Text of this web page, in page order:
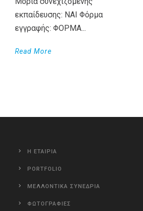
εκπαίδευσης: ΝΑΙ Φόρμα
εγγραφής: ΦΟΡΜΑ...
Read More
Η ΕΤΑΙΡΙΑ
PORTFOLIO
ΜΕΛΛΟΝΤΙΚΑ ΣΥΝΕΔΡΙΑ
ΦΩΤΟΓΡΑΦΙΕΣ